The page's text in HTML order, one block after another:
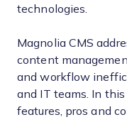
technologies.
Magnolia CMS
content
and workflow
and IT teams. In
features, pros and